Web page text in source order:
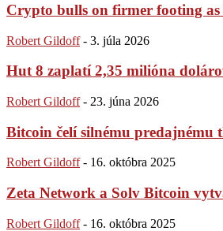
Crypto bulls on firmer footing as
Robert Gildoff - 3. júla 2026
Hut 8 zaplatí 2,35 milióna
Robert Gildoff - 23. júna 2026
Bitcoin čelí silnému predajnému
Robert Gildoff - 16. októbra 2025
Zeta Network a Solv Bitcoin
Robert Gildoff - 16. októbra 2025